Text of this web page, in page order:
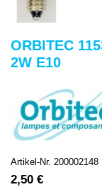
ORBITEC
2W E10
Artikel-Nr. 200002148
2,50 €